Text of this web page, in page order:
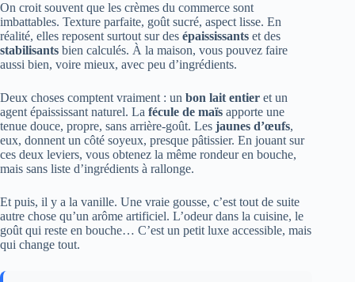
On croit souvent que les crèmes du commerce sont
imbattables. Texture parfaite, goût sucré, aspect lisse. En
réalité, elles reposent surtout sur des épaississants et des
stabilisants bien calculés. À la maison, vous pouvez faire
aussi bien, voire mieux, avec peu d’ingrédients.
Deux choses comptent vraiment : un bon lait entier et un
agent épaississant naturel. La fécule de maïs apporte une
tenue douce, propre, sans arrière-goût. Les jaunes d’œufs,
eux, donnent un côté soyeux, presque pâtissier. En jouant sur
ces deux leviers, vous obtenez la même rondeur en bouche,
mais sans liste d’ingrédients à rallonge.
Et puis, il y a la vanille. Une vraie gousse, c’est tout de suite
autre chose qu’un arôme artificiel. L’odeur dans la cuisine, le
goût qui reste en bouche… C’est un petit luxe accessible, mais
qui change tout.